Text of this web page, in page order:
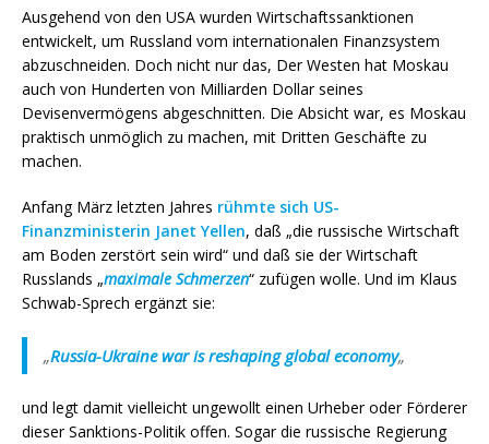
Ausgehend von den USA wurden Wirtschaftssanktionen
entwickelt, um Russland vom internationalen Finanzsystem
abzuschneiden. Doch nicht nur das, Der Westen hat Moskau
auch von Hunderten von Milliarden Dollar seines
Devisenvermögens abgeschnitten. Die Absicht war, es Moskau
praktisch unmöglich zu machen, mit Dritten Geschäfte zu
machen.
Anfang März letzten Jahres rühmte sich US-
Finanzministerin Janet Yellen, daß „die russische Wirtschaft
am Boden zerstört sein wird“ und daß sie der Wirtschaft
Russlands „maximale Schmerzen“ zufügen wolle. Und im Klaus
Schwab-Sprech ergänzt sie:
„Russia-Ukraine war is reshaping global economy„
und legt damit vielleicht ungewollt einen Urheber oder Förderer
dieser Sanktions-Politik offen. Sogar die russische Regierung